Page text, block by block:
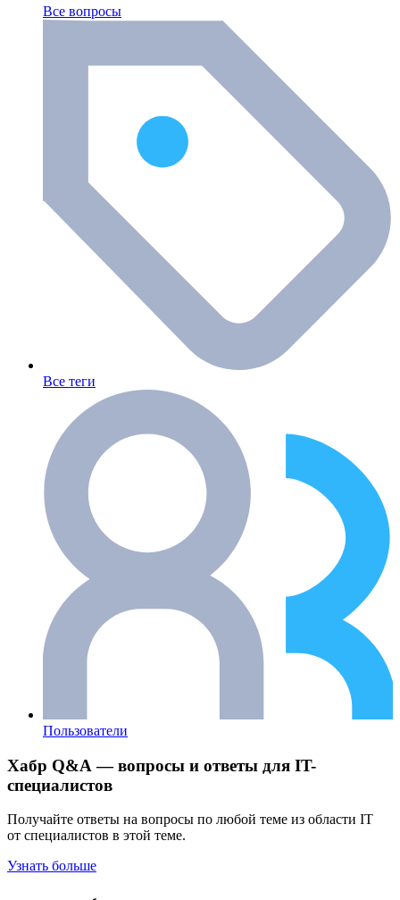
Все вопросы
Все теги
Пользователи
Хабр Q&A — вопросы и ответы для IT-
специалистов
Получайте ответы на вопросы по любой теме из области IT
от специалистов в этой теме.
Узнать больше